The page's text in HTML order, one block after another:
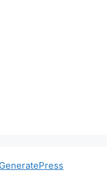
GeneratePress